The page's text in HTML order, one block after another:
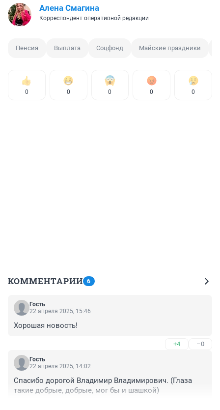
Алена Смагина
Корреспондент оперативной редакции
Пенсия Выплата Соцфонд Майские праздники
0 0 0 0 0
КОММЕНТАРИИ 6
Гость
22 апреля 2025, 15:46
Хорошая новость!
+4 –0
Гость
22 апреля 2025, 14:02
Спасибо дорогой Владимир Владимирович. (Глаза
такие добрые, добрые, мог бы и шашкой)